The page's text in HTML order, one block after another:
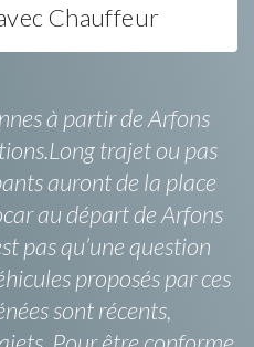
Chauffeur
à partir de Arfons
trajet ou pas
auront de la place
au départ de Arfons
pas qu’une question
proposés par ces
sont récents,